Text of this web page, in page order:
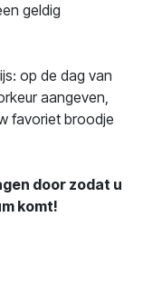
geldig
op de dag van
aangeven,
favoriet broodje
door zodat u
komt!